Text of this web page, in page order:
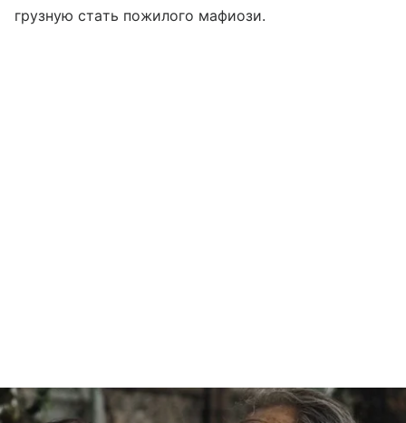
грузную стать пожилого мафиози.